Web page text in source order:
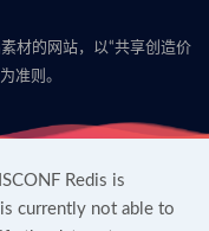
材的网站，以“共享创造价
准则。
Redis is
currently not able to